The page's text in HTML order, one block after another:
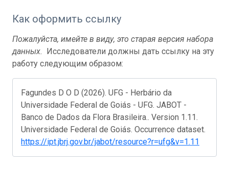
Как оформить ссылку
Пожалуйста, имейте в виду, это старая версия набора
данных. Исследователи должны дать ссылку на эту
работу следующим образом:
Fagundes D O D (2026). UFG - Herbário da
Universidade Federal de Goiás - UFG. JABOT -
Banco de Dados da Flora Brasileira.. Version 1.11.
Universidade Federal de Goiás. Occurrence dataset.
https://ipt.jbrj.gov.br/jabot/resource?r=ufg&v=1.11